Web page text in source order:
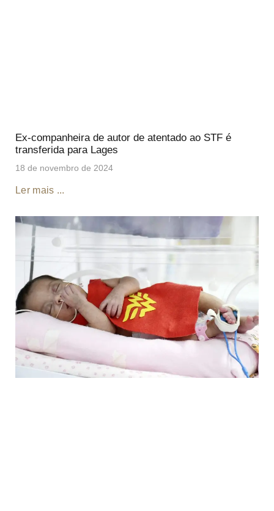
Ex-companheira de autor de atentado ao STF é
transferida para Lages
18 de novembro de 2024
Ler mais ...